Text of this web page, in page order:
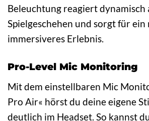
Beleuchtung reagiert dynamisch
Spielgeschehen und sorgt für ein
immersiveres Erlebnis.
Pro-Level Mic Monitoring
Mit dem einstellbaren Mic
Pro Air« hörst du deine eigene
deutlich im Headset. So kannst